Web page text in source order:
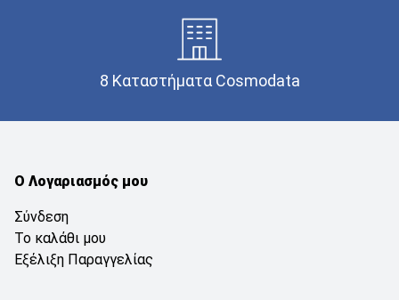
8 Καταστήματα Cosmodata
Ο Λογαριασμός μου
Σύνδεση
Το καλάθι μου
Εξέλιξη Παραγγελίας